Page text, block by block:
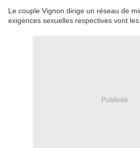
Le couple Vignon dirige un réseau de
exigences sexuelles respectives vont les
Publicité